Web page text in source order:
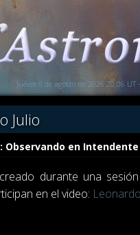
Jueves 6 de agosto de 2026 20:06
Julio
Observando en
durante una
en el video: